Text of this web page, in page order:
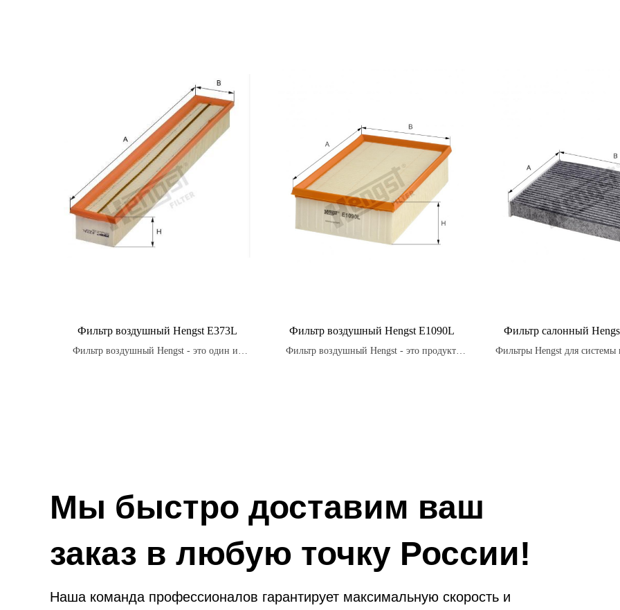
Фильтр воздушный Hengst E373L
Фильтр воздушный Hengst - это один из
Фильтр воздушный Hengst E1090L
Фильтр воздушный Hengst - это продукт,
Фильтр салонный
Фильтры Hengst для системы
Мы быстро доставим ваш
заказ в любую точку России!
Наша команда профессионалов гарантирует максимальную скорость и